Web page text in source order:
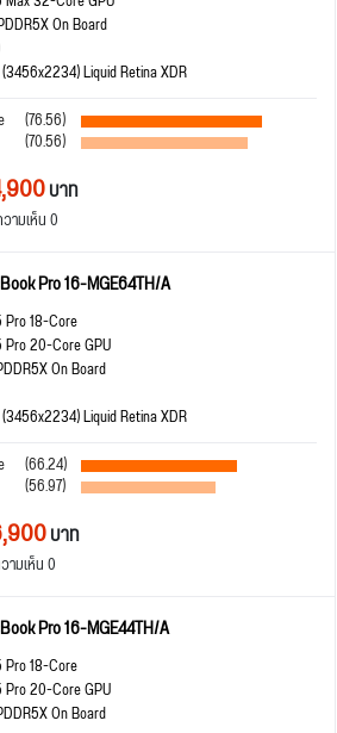
On Board
Liquid Retina XDR
(76.56)
(70.56)
บาท
ามเห็น 0
Pro 16-MGE64TH/A
Pro 18-Core
Pro 20-Core GPU
On Board
Liquid Retina XDR
(66.24)
(56.97)
บาท
ามเห็น 0
Pro 16-MGE44TH/A
Pro 18-Core
Pro 20-Core GPU
On Board